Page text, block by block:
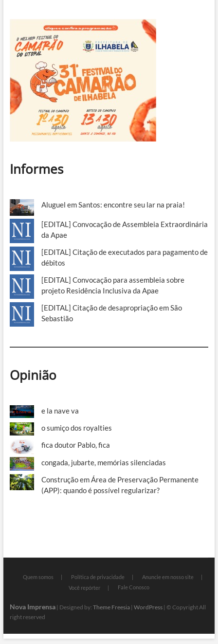
Informes
Aluguel em Santos: encontre seu lar na praia!
[EDITAL] Convocação de Assembleia Extraordinária
da Apae
[EDITAL] Citação de executados para pagamento de
débitos
[EDITAL] Convocação para assembleia sobre
projeto Residência Inclusiva da Apae
[EDITAL] Citação de desapropriação em São
Sebastião
Opinião
e la nave va
o sumiço dos royalties
fica doutor Pablo, fica
congada, jubarte, memórias silenciadas
Construção em Área de Preservação Permanente
(APP): quando é possível regularizar?
Quem somos Política de privacidade
Anuncie em nosso site
Você repórter
Fale Conosco
Nova Imprensa| Designed by: Theme Freesia| WordPress| © Copyright All
right reserved